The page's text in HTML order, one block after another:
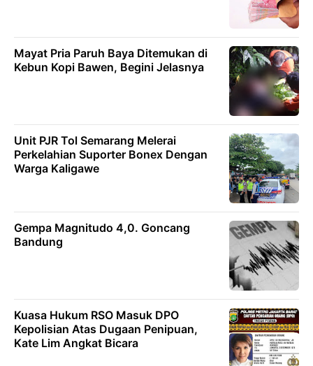
Mayat Pria Paruh Baya Ditemukan di
Kebun Kopi Bawen, Begini Jelasnya
Unit PJR Tol Semarang Melerai
Perkelahian Suporter Bonex Dengan
Warga Kaligawe
Gempa Magnitudo 4,0. Goncang
Bandung
Kuasa Hukum RSO Masuk DPO
Kepolisian Atas Dugaan Penipuan,
Kate Lim Angkat Bicara